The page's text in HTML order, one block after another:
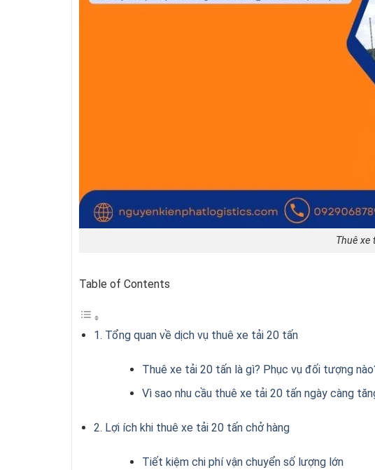
Thuê xe
Table of Contents
1. Tổng quan về dịch vụ thuê xe tải 20 tấn
Thuê xe tải 20 tấn là gì? Phục vụ đối tượng
Vì sao nhu cầu thuê xe tải 20 tấn ngày càng
2. Lợi ích khi thuê xe tải 20 tấn chở hàng
Tiết kiệm chi phí vận chuyển số lượng lớn